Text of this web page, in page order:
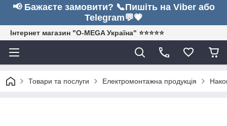
📢 Бажаєте замовити? 📞Пишіть на Viber або
Telegram💬💗
Інтернет магазин "O-MEGA Україна" ⭐⭐⭐⭐⭐
Товари та послуги Електромонтажна продукція